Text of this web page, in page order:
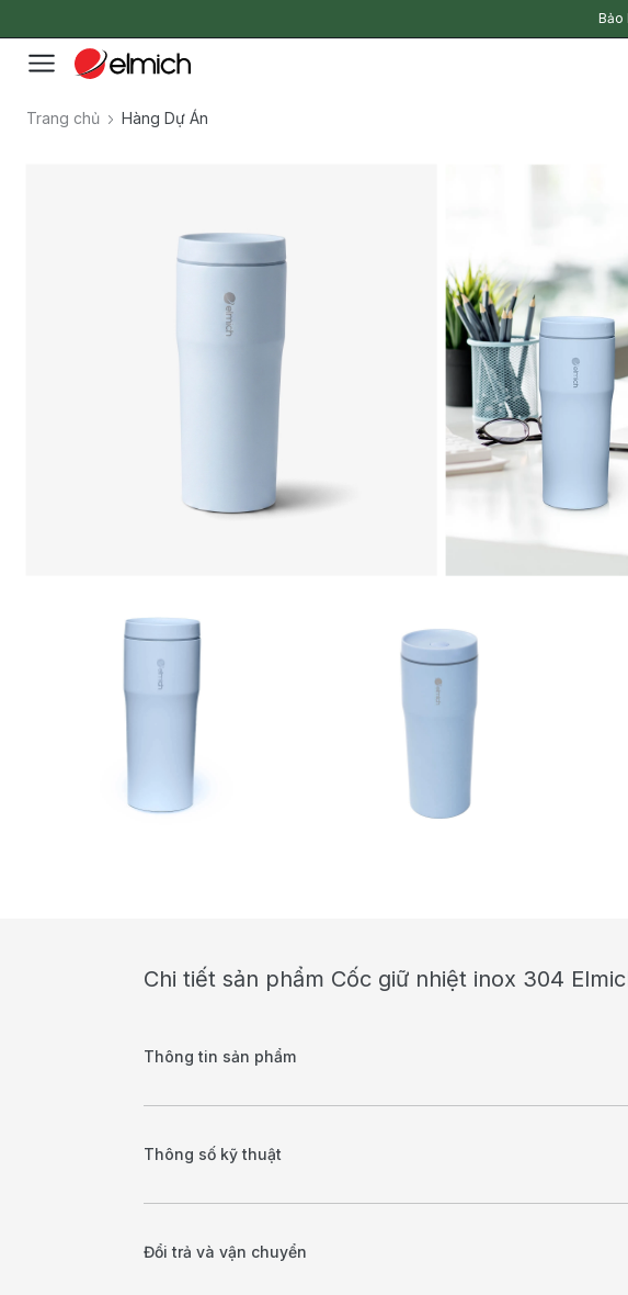
Bảo
Trang chủ Hàng Dự Án
Chi tiết sản phẩm Cốc giữ nhiệt inox 304
Thông tin sản phẩm
Thông số kỹ thuật
Đổi trả và vận chuyển